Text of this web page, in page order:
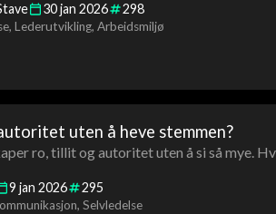
30jan 2026 298
Lederutvikling Arbeidsmiljø
uten å heve stemmen?
ro, tillit og autoritet uten å si så mye.
9 jan 2026 295
Selvledelse